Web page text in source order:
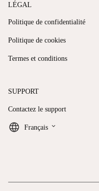
LÉGAL
Politique de confidentialité
Politique de cookies
Termes et conditions
SUPPORT
Contactez le support
Français keyboard_arrow_down